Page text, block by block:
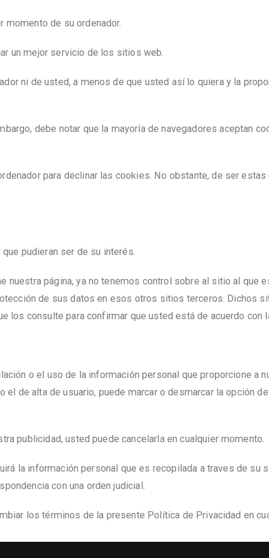
momento de su ordenador.
un mejor servicio de los sitios web.
ni de usted, a menos de que usted así lo quiera y la
debe notar que la mayoría de navegadores aceptan
para declinar las cookies. No obstante, de ser
pudieran ser de su interés.
nuestra página, ya no tenemos control sobre al sitio al que
de sus datos en esos otros sitios terceros. Dichos
los consulte para confirmar que usted está de acuerdo con
o el uso de la información personal que proporcione a
de alta de usuario, puede marcar o desmarcar la opción
publicidad, usted puede cancelarla en cualquier momento.
la información personal que es recopilada a traves de
con una orden judicial.
los términos de la presente Política de Privacidad en